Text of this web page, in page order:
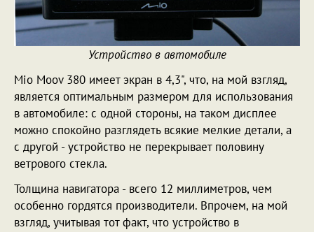
Устройство в автомобиле
Mio Moov 380 имеет экран в 4,3", что, на мой взгляд,
является оптимальным размером для использования
в автомобиле: с одной стороны, на таком дисплее
можно спокойно разглядеть всякие мелкие детали, а
с другой - устройство не перекрывает половину
ветрового стекла.
Толщина навигатора - всего 12 миллиметров, чем
особенно гордятся производители. Впрочем, на мой
взгляд, учитывая тот факт, что устройство в